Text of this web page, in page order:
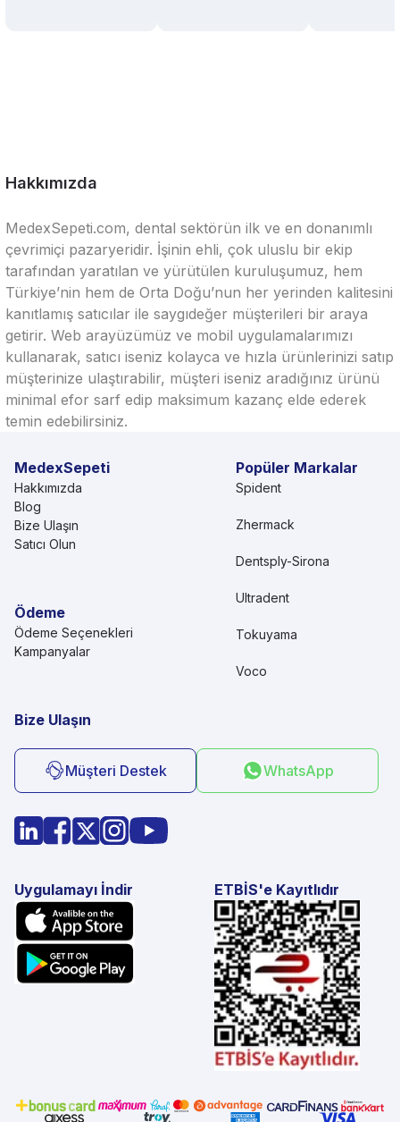
Hakkımızda
MedexSepeti.com, dental sektörün ilk ve en donanımlı
çevrimiçi pazaryeridir. İşinin ehli, çok uluslu bir ekip
tarafından yaratılan ve yürütülen kuruluşumuz, hem
Türkiye’nin hem de Orta Doğu’nun her yerinden kalitesini
kanıtlamış satıcılar ile saygıdeğer müşterileri bir araya
getirir. Web arayüzümüz ve mobil uygulamalarımızı
kullanarak, satıcı iseniz kolayca ve hızla ürünlerinizi satıp
müşterinize ulaştırabilir, müşteri iseniz aradığınız ürünü
minimal efor sarf edip maksimum kazanç elde ederek
temin edebilirsiniz.
MedexSepeti
Hakkımızda
Blog
Bize Ulaşın
Satıcı Olun
Ödeme
Ödeme Seçenekleri
Kampanyalar
Popüler Markalar
Spident
Zhermack
Dentsply-Sirona
Ultradent
Tokuyama
Voco
Bize Ulaşın
Müşteri Destek WhatsApp
Uygulamayı İndir ETBİS'e Kayıtlıdır